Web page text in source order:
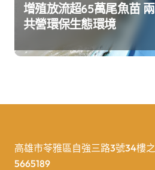
增殖放流超65萬尾魚苗
共營環保生態環境
高雄市苓雅區自強三路3號34樓
5665189